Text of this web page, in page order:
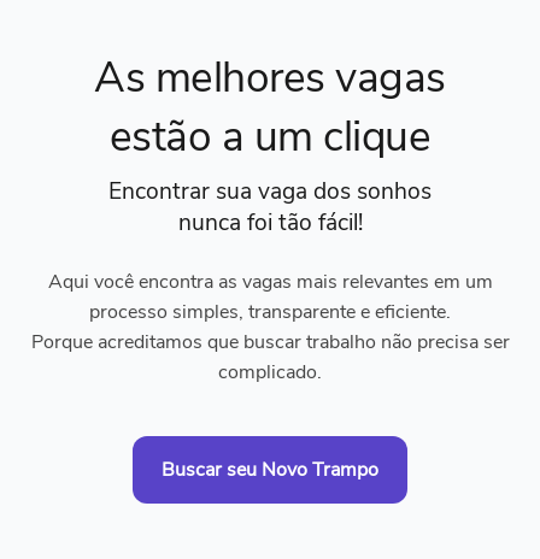
As melhores vagas
estão a um clique
Encontrar sua vaga dos sonhos
nunca foi tão fácil!
Aqui você encontra as vagas mais relevantes em um
processo simples, transparente e eficiente.
Porque acreditamos que buscar trabalho não precisa ser
complicado.
Buscar seu Novo Trampo